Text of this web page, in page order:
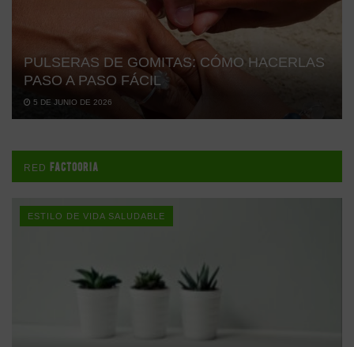
PULSERAS DE GOMITAS: CÓMO HACERLAS
PASO A PASO FÁCIL
5 DE JUNIO DE 2026
RED FACTOORIA
ESTILO DE VIDA SALUDABLE